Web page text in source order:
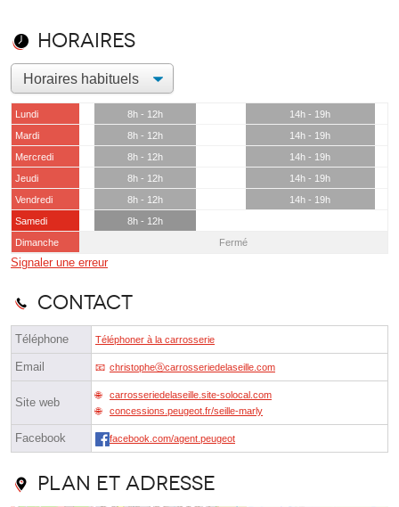
Horaires
Lundi 8h - 12h
14h - 19h
Mardi
8h - 12h
14h - 19h
Mercredi
8h - 12h
14h - 19h
Jeudi
8h - 12h
14h - 19h
Vendredi
8h - 12h
14h - 19h
Samedi
8h - 12h
Dimanche
Fermé
Signaler une erreur
Contact
Téléphone Téléphoner à la carrosserie
Email christopheⓐcarrosseriedelaseille.com
Site web
carrosseriedelaseille.site-solocal.com
concessions.peugeot.fr/seille-marly
Facebook facebook.com/agent.peugeot
Plan et adresse